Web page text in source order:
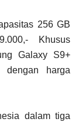
256 GB
Khusus
Galaxy S9+
harga
dalam tiga